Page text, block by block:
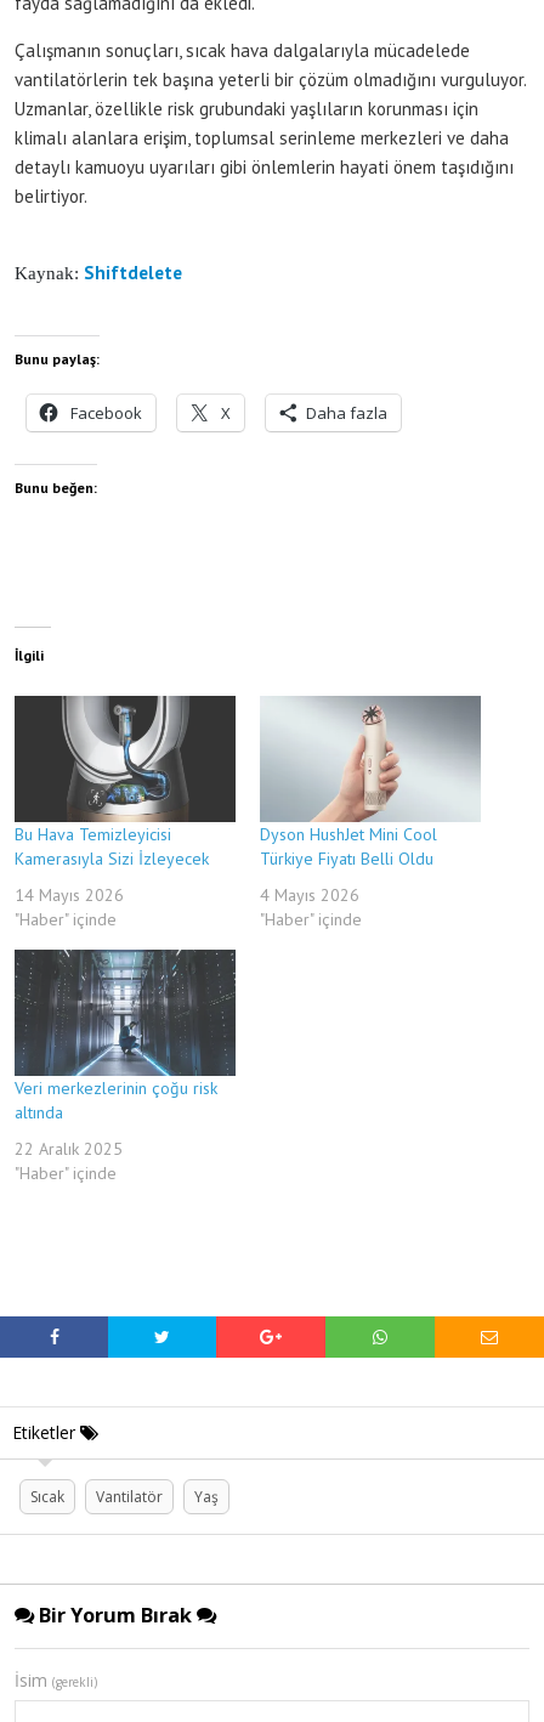
Çalışmanın sonuçları, sıcak hava dalgalarıyla mücadelede
vantilatörlerin tek başına yeterli bir çözüm olmadığını vurguluyor.
Uzmanlar, özellikle risk grubundaki yaşlıların korunması için
klimalı alanlara erişim, toplumsal serinleme merkezleri ve daha
detaylı kamuoyu uyarıları gibi önlemlerin hayati önem taşıdığını
belirtiyor.
Kaynak: Shiftdelete
Bunu paylaş:
Facebook X Daha fazla
Bunu beğen:
İlgili
Bu Hava Temizleyicisi
Kamerasıyla Sizi İzleyecek
14 Mayıs 2026
"Haber" içinde
Dyson HushJet Mini Cool
Türkiye Fiyatı Belli Oldu
4 Mayıs 2026
"Haber" içinde
Veri merkezlerinin çoğu risk
altında
22 Aralık 2025
"Haber" içinde
Etiketler
Sıcak Vantilatör Yaş
Bir Yorum Bırak
İsim (gerekli)